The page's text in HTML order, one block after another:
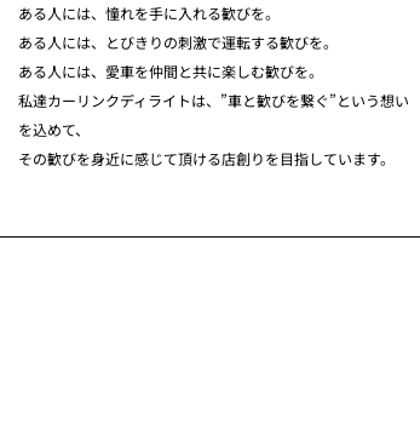
ある人には、憧れを手に入れる歓びを。
ある人には、とびきりの刺激で運転する歓びを。
ある人には、愛車を仲間と共に楽しむ歓びを。
私達カーリンクディライトは、”車と歓びを繋ぐ”という想い
を込めて、
その歓びを身近に感じて頂ける店創りを目指しています。